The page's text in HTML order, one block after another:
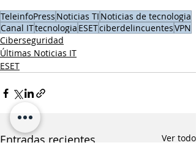
TeleinfoPress Noticias TI Noticias de tecnologia
Canal ITtecnologia ESETciberdelincuentesVPN
Ciberseguridad
Últimas Noticias IT
ESET
Entradas recientes Ver todo